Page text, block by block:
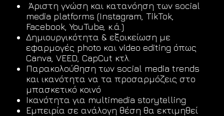
Άριστη γνώση και κατανόηση των social
media platforms (Instagram, TikTok,
Facebook, YouTube, κ.ά.)
Δημιουργικότητα & εξοικείωση με
εφαρμογές photo και video editing όπως
Canva, VEED, CapCut κτλ.
Παρακολούθηση των social media trends
και ικανότητα να τα προσαρμόζεις στο
μπασκετικό κοινό
Ικανότητα για multimedia storytelling
Εμπειρία σε ανάλογη θέση θα εκτιμηθεί